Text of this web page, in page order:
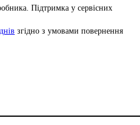
Підтримка у сервісних
згідно з умовами повернення